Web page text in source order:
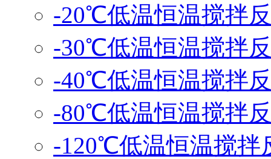
-20℃低温恒温搅拌
-30℃低温恒温搅拌
-40℃低温恒温搅拌
-80℃低温恒温搅拌
-120℃低温恒温搅拌